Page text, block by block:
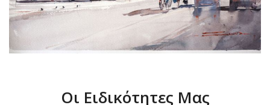
Οι Ειδικότητες Μας